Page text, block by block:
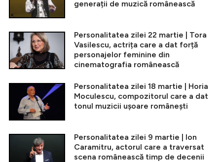
generații de muzică românească
Personalitatea zilei 22 martie | Tora
Vasilescu, actrița care a dat forță
personajelor feminine din
cinematografia românească
Personalitatea zilei 18 martie | Horia
Moculescu, compozitorul care a dat
tonul muzicii ușoare românești
Personalitatea zilei 9 martie | Ion
Caramitru, actorul care a traversat
scena românească timp de decenii